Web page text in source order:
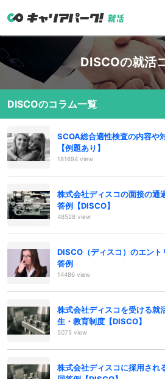
DISCOの就活
DISCOのコラム一覧
SCOA総合適性検査の内容や
【例題あり】
181694 view
株式会社ディスコの面接の通
答例【DISCO】
48528 view
DISCO（ディスコ）のエン
答例
14486 view
株式会社ディスコを受ける就
生・教育制度【DISCO】
5075 view
株式会社ディスコに採用され